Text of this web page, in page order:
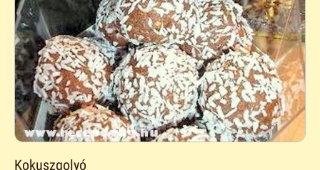
Kokuszgolyó